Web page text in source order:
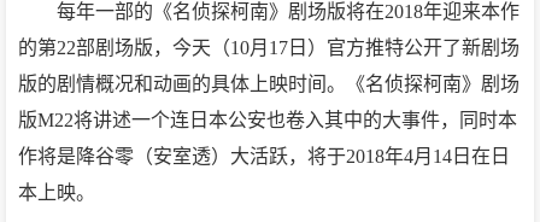
每年一部的《名侦探柯南》剧场版将在2018年迎来本作
的第22部剧场版，今天（10月17日）官方推特公开了新剧场
版的剧情概况和动画的具体上映时间。《名侦探柯南》剧场
版M22将讲述一个连日本公安也卷入其中的大事件，同时本
作将是降谷零（安室透）大活跃，将于2018年4月14日在日
本上映。